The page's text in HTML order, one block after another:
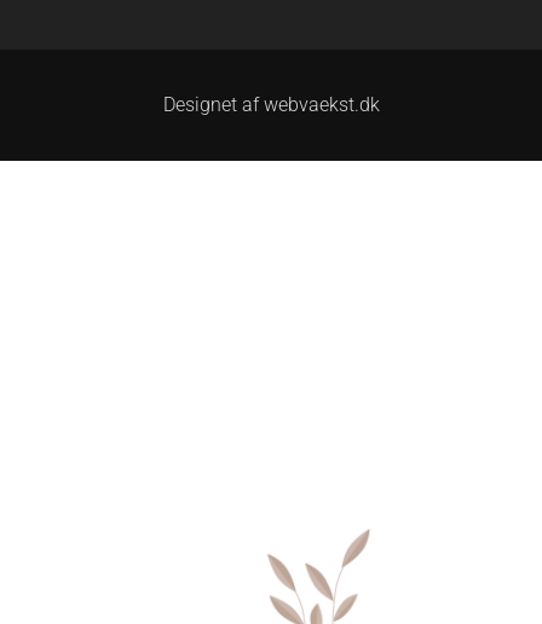
Designet af webvaekst.dk